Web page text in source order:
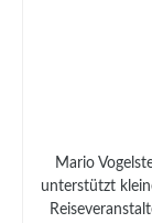
Mario
unterstützt